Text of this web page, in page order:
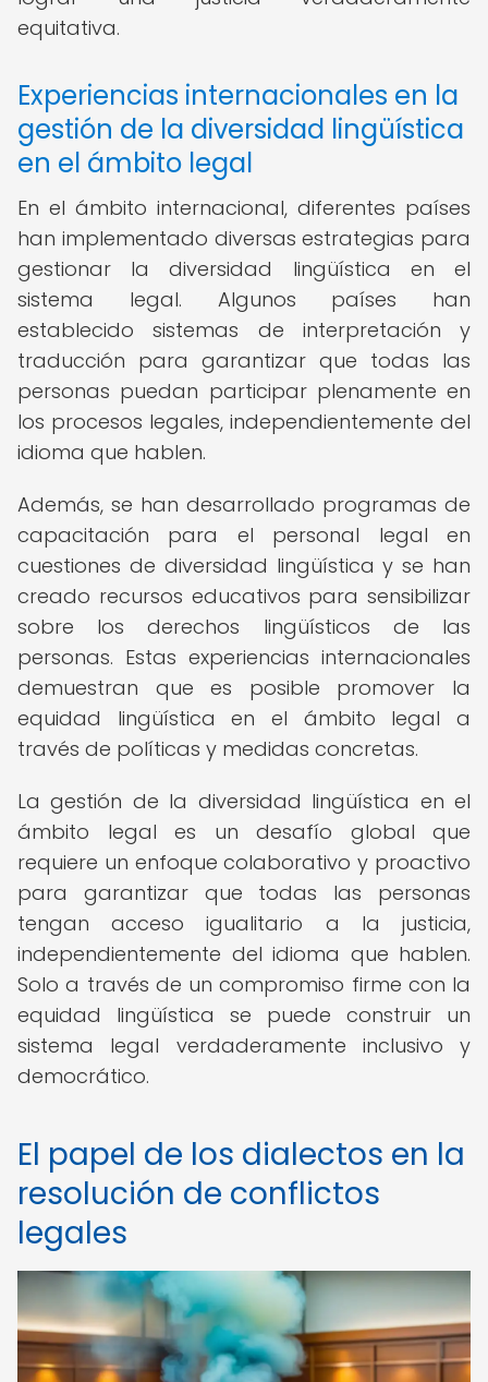
equitativa.
Experiencias internacionales en la
gestión de la diversidad lingüística
en el ámbito legal
En el ámbito internacional, diferentes países
han implementado diversas estrategias para
gestionar la diversidad lingüística en el
sistema legal. Algunos países han
establecido sistemas de interpretación y
traducción para garantizar que todas las
personas puedan participar plenamente en
los procesos legales, independientemente del
idioma que hablen.
Además, se han desarrollado programas de
capacitación para el personal legal en
cuestiones de diversidad lingüística y se han
creado recursos educativos para sensibilizar
sobre los derechos lingüísticos de las
personas. Estas experiencias internacionales
demuestran que es posible promover la
equidad lingüística en el ámbito legal a
través de políticas y medidas concretas.
La gestión de la diversidad lingüística en el
ámbito legal es un desafío global que
requiere un enfoque colaborativo y proactivo
para garantizar que todas las personas
tengan acceso igualitario a la justicia,
independientemente del idioma que hablen.
Solo a través de un compromiso firme con la
equidad lingüística se puede construir un
sistema legal verdaderamente inclusivo y
democrático.
El papel de los dialectos en la
resolución de conflictos
legales